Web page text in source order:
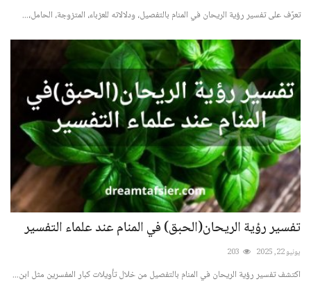
تعرّف على تفسير رؤية الريحان في المنام بالتفصيل، ودلالاته للعزباء، المتزوجة، الحامل،...
تفسير رؤية الريحان(الحبق) في المنام عند علماء التفسير
يونيو 22, 2025 203
اكتشف تفسير رؤية الريحان في المنام بالتفصيل من خلال تأويلات كبار المفسرين مثل ابن...